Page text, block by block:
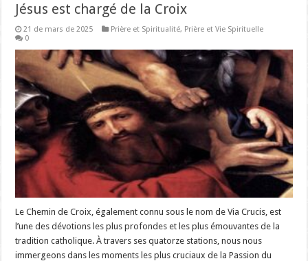
Jésus est chargé de la Croix
21 de mars de 2025 Prière et Spiritualité, Prière et Vie Spirituelle
0
Le Chemin de Croix, également connu sous le nom de Via Crucis, est
l’une des dévotions les plus profondes et les plus émouvantes de la
tradition catholique. À travers ses quatorze stations, nous nous
immergeons dans les moments les plus cruciaux de la Passion du